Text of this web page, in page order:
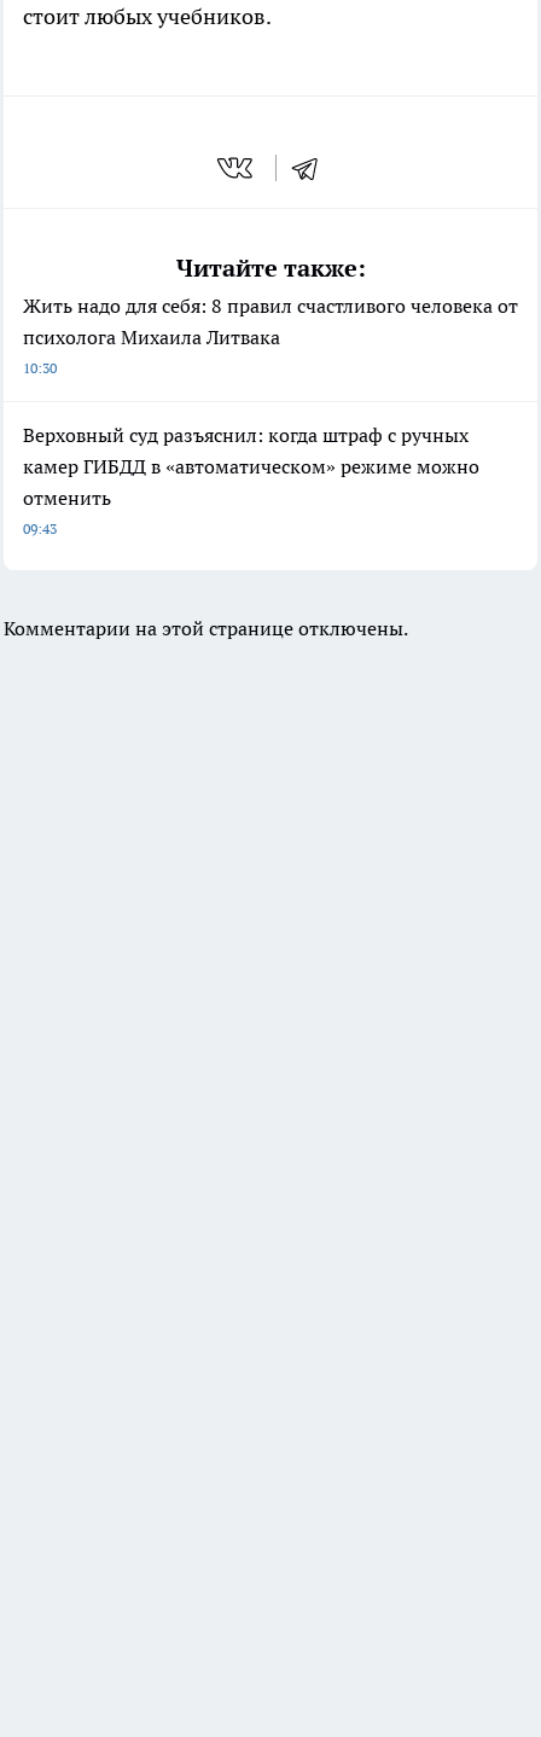
стоит любых учебников.
Читайте также:
Жить надо для себя: 8 правил счастливого человека от
психолога Михаила Литвака
10:30
Верховный суд разъяснил: когда штраф с ручных
камер ГИБДД в «автоматическом» режиме можно
отменить
09:43
Комментарии на этой странице отключены.